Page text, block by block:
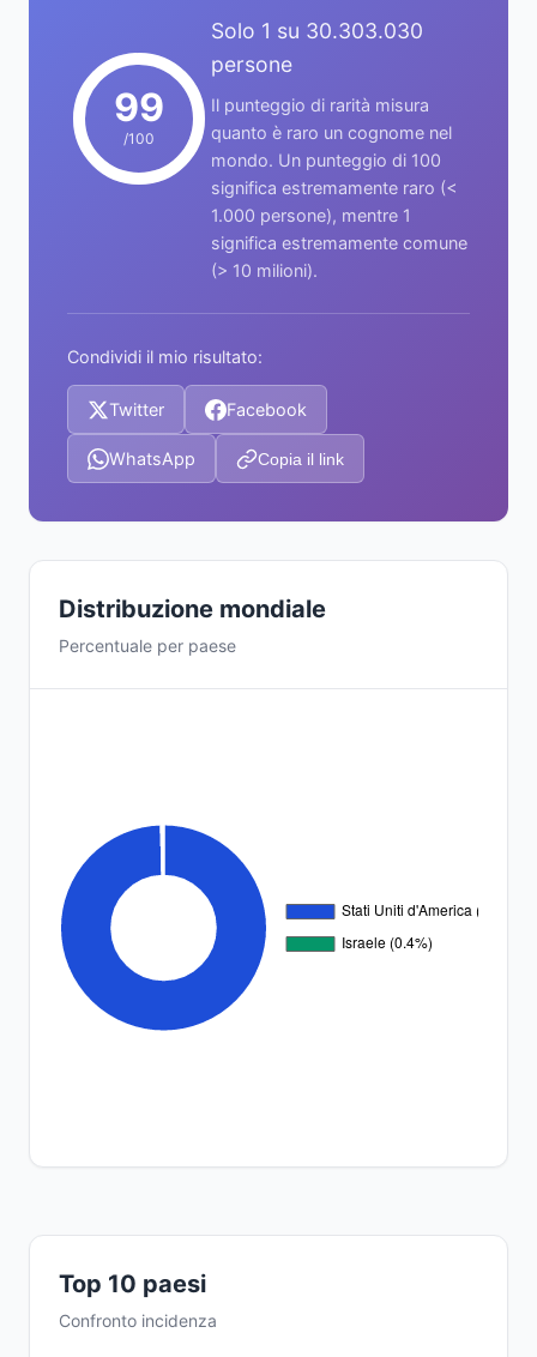
99
/100
Solo 1 su 30.303.030
persone
Il punteggio di rarità misura
quanto è raro un cognome nel
mondo. Un punteggio di 100
significa estremamente raro (<
1.000 persone), mentre 1
significa estremamente comune
(> 10 milioni).
Condividi il mio risultato:
Twitter Facebook
WhatsApp Copia il link
Distribuzione mondiale
Percentuale per paese
Top 10 paesi
Confronto incidenza